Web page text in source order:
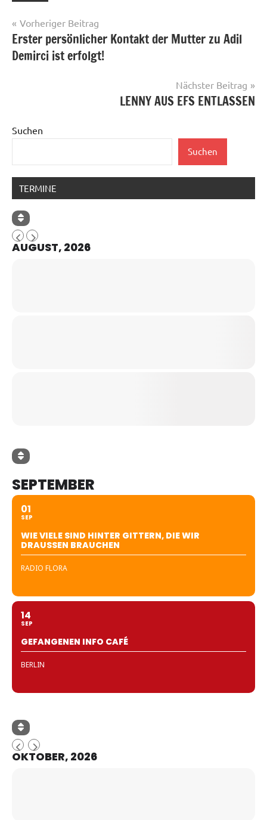
Beitragsnavigation
Vorheriger Beitrag
Erster persönlicher Kontakt der Mutter zu Adil
Demirci ist erfolgt!
Nächster Beitrag
LENNY AUS EFS ENTLASSEN
Suchen
Suchen
TERMINE
AUGUST, 2026
SEPTEMBER
01
SEP
WIE VIELE SIND HINTER GITTERN, DIE WIR
DRAUSSEN BRAUCHEN
RADIO FLORA
14
SEP
GEFANGENEN INFO CAFÉ
BERLIN
OKTOBER, 2026